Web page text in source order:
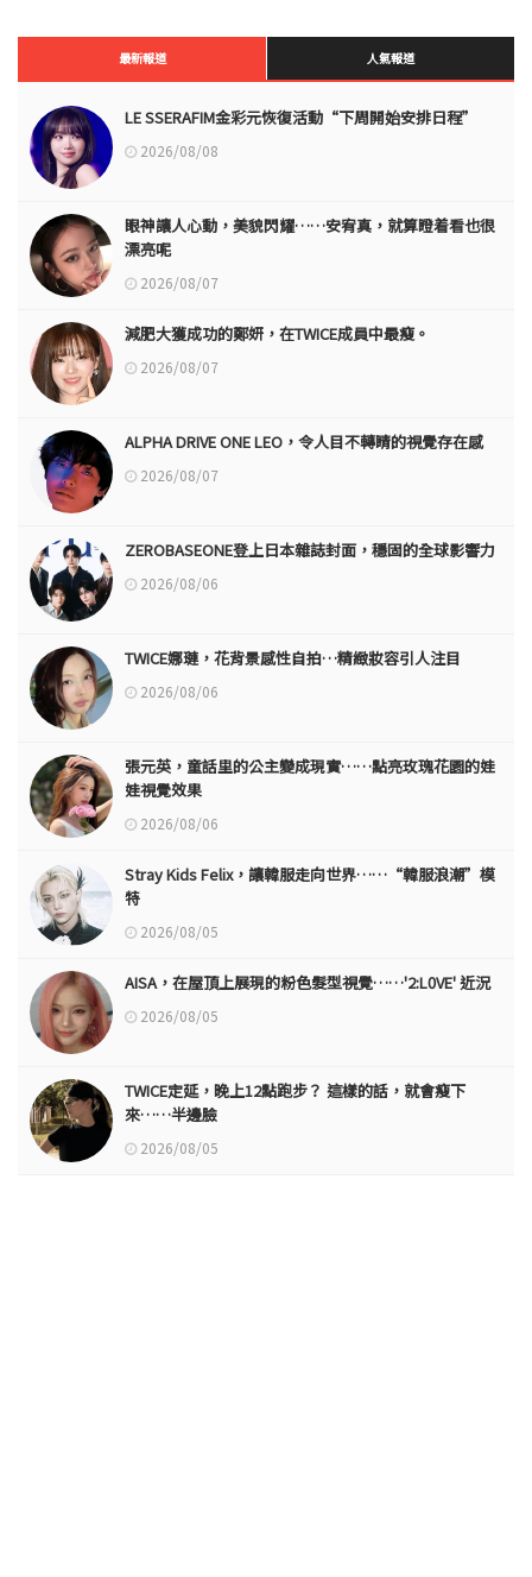
最新報道 人氣報道
LE SSERAFIM金彩元恢復活動“下周開始安排日程”
2026/08/08
眼神讓人心動，美貌閃耀……安宥真，就算瞪着看也很
漂亮呢
2026/08/07
減肥大獲成功的鄭妍，在TWICE成員中最瘦。
2026/08/07
ALPHA DRIVE ONE LEO，令人目不轉睛的視覺存在感
2026/08/07
ZEROBASEONE登上日本雜誌封面，穩固的全球影響力
2026/08/06
TWICE娜璉，花背景感性自拍…精緻妝容引人注目
2026/08/06
張元英，童話里的公主變成現實……點亮玫瑰花園的娃
娃視覺效果
2026/08/06
Stray Kids Felix，讓韓服走向世界……“韓服浪潮”模
特
2026/08/05
AISA，在屋頂上展現的粉色髮型視覺……'2:L0VE' 近況
2026/08/05
TWICE定延，晚上12點跑步？ 這樣的話，就會瘦下
來……半邊臉
2026/08/05